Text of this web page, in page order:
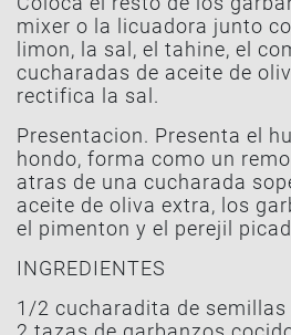
mixer o la licuadora junto
limon, la sal, el tahine, el
cucharadas de aceite de
rectifica la sal.
Presentacion. Presenta el
hondo, forma como un
atras de una cucharada
aceite de oliva extra, los
el pimenton y el perejil
INGREDIENTES
1/2 cucharadita de semillas